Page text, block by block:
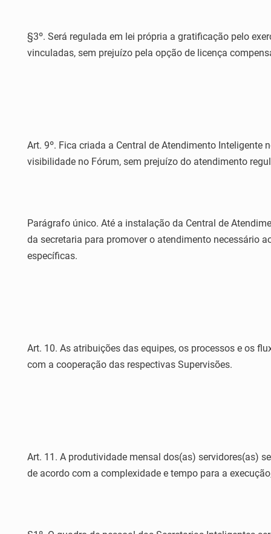
§3º. Será regulada em lei própria a gratificação pelo
vinculadas, sem prejuízo pela opção de licença
Art. 9º. Fica criada a Central de Atendimento
visibilidade no Fórum, sem prejuízo do atendimento
Parágrafo único. Até a instalação da Central de
da secretaria para promover o atendimento necessário
específicas.
Art. 10. As atribuições das equipes, os processos e os
com a cooperação das respectivas Supervisões.
Art. 11. A produtividade mensal dos(as) servidores(as)
de acordo com a complexidade e tempo para a